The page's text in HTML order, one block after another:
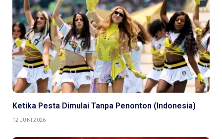
Ketika Pesta Dimulai Tanpa Penonton (Indonesia)
12 JUNI 2026